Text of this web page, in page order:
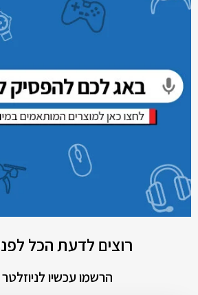
רוצים לדעת הכל
הרשמו עכשיו